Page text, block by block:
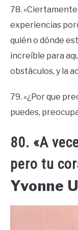
78.
experiencias
quién o dónde
increíble para
obstáculos, y la
79. «¿Por que
puedes,
80. «A
pero tu
Yvonne